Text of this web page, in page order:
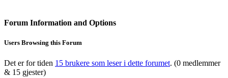
Forum Information and Options
Users Browsing this Forum
Det er for tiden 15 brukere som leser i dette forumet. (0 medlemmer
& 15 gjester)